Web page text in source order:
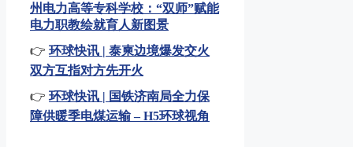
州电力高等专科学校：“双师”赋能
电力职教绘就育人新图景
👉 环球快讯 | 泰柬边境爆发交火
双方互指对方先开火
👉 环球快讯 | 国铁济南局全力保
障供暖季电煤运输 – H5环球视角